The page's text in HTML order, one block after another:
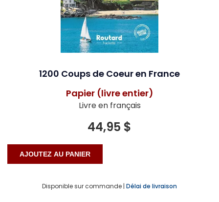
1200 Coups de Coeur en France
Papier (livre entier)
Livre en français
44,95 $
Disponible sur commande | Délai de livraison